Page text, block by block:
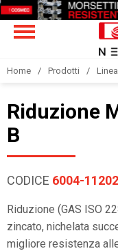
Home Prodotti
Riduzione
B
CODICE 6004-11202
Riduzione (GAS ISO
zincato, nichelata
migliore resistenza